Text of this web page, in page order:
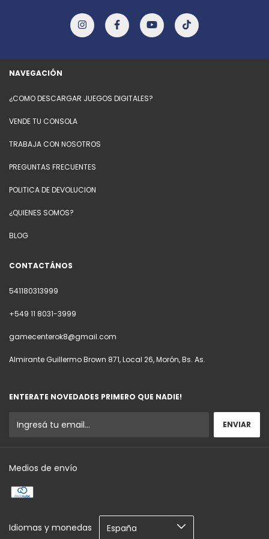
NAVEGACIÓN
¿COMO DESCARGAR JUEGOS DIGITALES?
VENDE TU CONSOLA
TRABAJA CON NOSOTROS
PREGUNTAS FRECUENTES
POLITICA DE DEVOLUCION
¿QUIENES SOMOS?
BLOG
CONTACTÁNOS
541180313999
+549 11 8031-3999
gamecenterok8@gmail.com
Almirante Guillermo Brown 871, Local 26, Morón, Bs. As.
ENTERATE NOVEDADES PRIMERO QUE NADIE!
Medios de envío
Idiomas y monedas